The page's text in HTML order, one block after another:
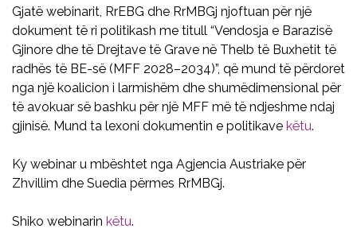
Gjatë webinarit, RrEBG dhe RrMBGj njoftuan për një
dokument të ri politikash me titull “Vendosja e Barazisë
Gjinore dhe të Drejtave të Grave në Thelb të Buxhetit të
radhës të BE-së (MFF 2028–2034)”, që mund të përdoret
nga një koalicion i larmishëm dhe shumëdimensional për
të avokuar së bashku për një MFF më të ndjeshme ndaj
gjinisë. Mund ta lexoni dokumentin e politikave këtu.
Ky webinar u mbështet nga Agjencia Austriake për
Zhvillim dhe Suedia përmes RrMBGj.
Shiko webinarin këtu.